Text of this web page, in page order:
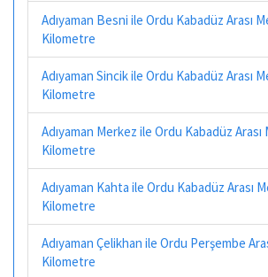
Adıyaman Besni ile Ordu Kabadüz Arası
Kilometre
Adıyaman Sincik ile Ordu Kabadüz Arası
Kilometre
Adıyaman Merkez ile Ordu Kabadüz Arası
Kilometre
Adıyaman Kahta ile Ordu Kabadüz Arası
Kilometre
Adıyaman Çelikhan ile Ordu Perşembe
Kilometre